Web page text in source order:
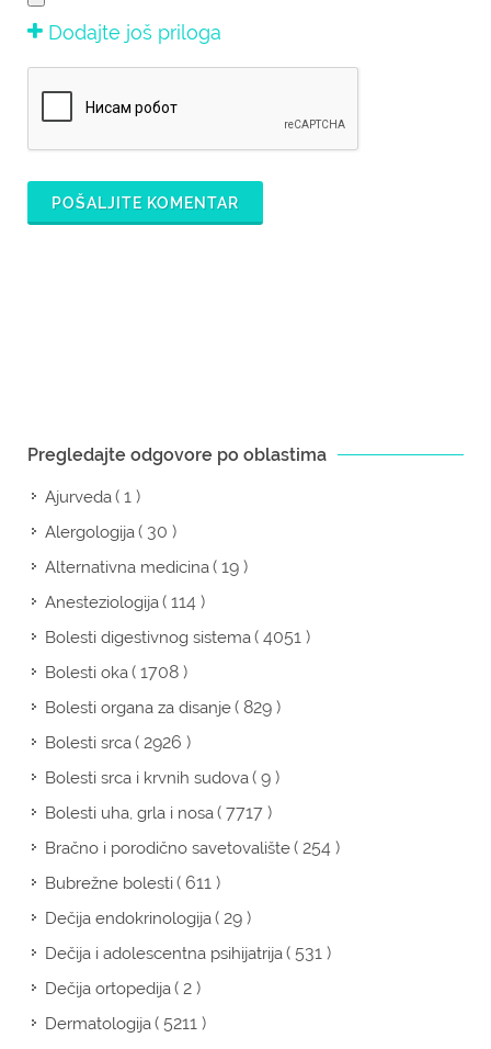
Dodajte još priloga
POŠALJITE KOMENTAR
Pregledajte odgovore po oblastima
Ajurveda( 1 )
Alergologija( 30 )
Alternativna medicina( 19 )
Anesteziologija( 114 )
Bolesti digestivnog sistema( 4051 )
Bolesti oka( 1708 )
Bolesti organa za disanje( 829 )
Bolesti srca( 2926 )
Bolesti srca i krvnih sudova( 9 )
Bolesti uha, grla i nosa( 7717 )
Bračno i porodično savetovalište( 254 )
Bubrežne bolesti( 611 )
Dečija endokrinologija( 29 )
Dečija i adolescentna psihijatrija( 531 )
Dečija ortopedija( 2 )
Dermatologija( 5211 )